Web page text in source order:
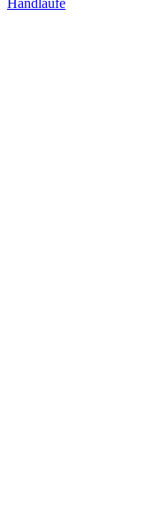
Handläufe